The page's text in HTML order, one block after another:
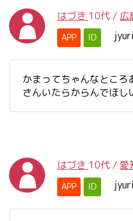
はづき 10代 / 広
APP ID
かまってちゃんなところ
さんいたらからんでほし
はづき 10代 / 愛
APP ID